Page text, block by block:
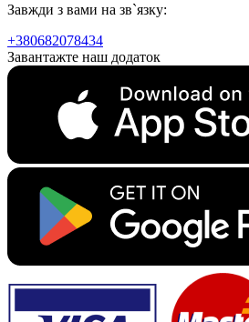
Завжди з вами на зв`язку:
+380682078434
Завантажте наш додаток